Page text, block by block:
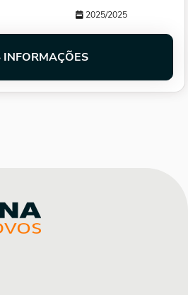
2025/2025
INFORMAÇÕES